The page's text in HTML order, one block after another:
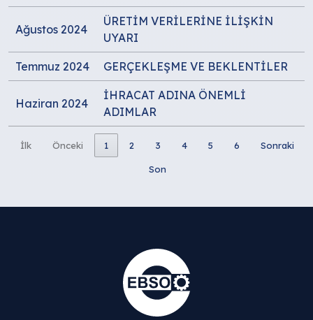
Ağustos 2024
ÜRETİM VERİLERİNE İLİŞKİN
UYARI
Temmuz 2024 GERÇEKLEŞME VE BEKLENTİLER
Haziran 2024
İHRACAT ADINA ÖNEMLİ
ADIMLAR
İlk Önceki 1 2 3 4 5 6 Sonraki
Son